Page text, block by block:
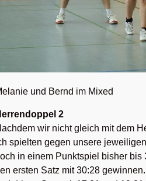
und Bernd im Mixed
2
wir nicht gleich mit dem
spielten gegen unsere
in einem Punktspiel bisher bis
ersten Satz mit 30:28